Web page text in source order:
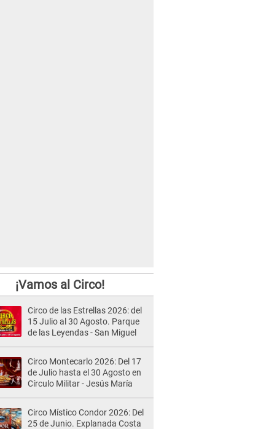
¡Vamos al Circo!
Circo de las Estrellas 2026: del
15 Julio al 30 Agosto. Parque
de las Leyendas - San Miguel
Circo Montecarlo 2026: Del 17
de Julio hasta el 30 Agosto en
Círculo Militar - Jesús María
Circo Místico Condor 2026: Del
25 de Junio. Explanada Costa